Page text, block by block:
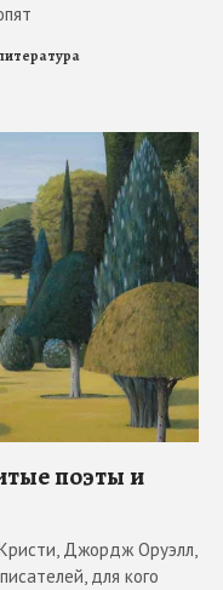
поэты и
Джордж Оруэлл,
для кого